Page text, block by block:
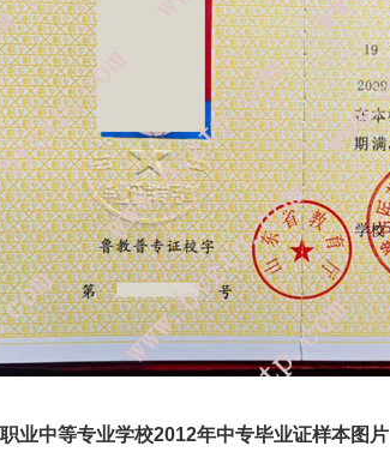
业中等专业学校2012年中专毕业证样本图片